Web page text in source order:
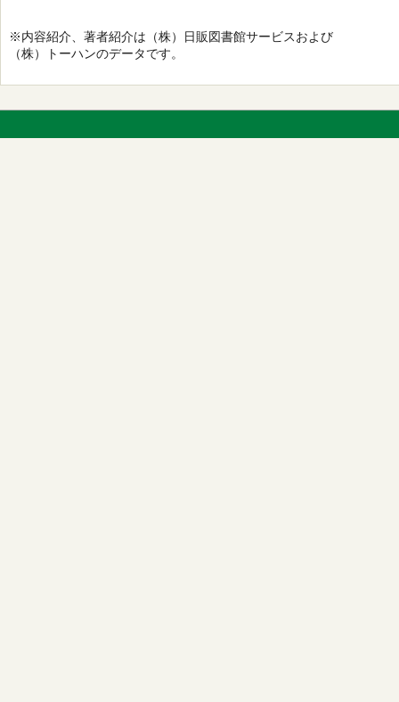
※内容紹介、著者紹介は（株）日販図書館サービスおよび
（株）トーハンのデータです。